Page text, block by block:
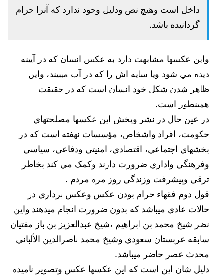
داخل است وهيچ نص ودليل وجود ندارد كه آنرا حرام
گردانيده باشد.
واين عكسها مشابهت دارد به عكس انسان كه در آيينه
ديده مي شود ويا سايه اش را كه در آب ميبيند، واين
ظاهر شدن شكل خود انسان است كه در حقيقت
همينطور است.
در عين حال در نشر وپخش اين عكسها مصلحتهاي
حكومت، افراد واشخاص، مؤسسات نهفته است كه در
بخشهاي اجتماعي، اقتصادي، امنيتي ودفاعي، سياسي
وفرهنگي واداري ضرورت دارند وكمک مي كند بخاطر
ترقي وپيشرفت وزندگي روز مره مردم .
قول دوم فقهاء حرام بودن عكس وعكس برداري در
حالات عادي ميباشد كه بدون ضرورت انجام ميدهند واين
نظر شيخ محمد بن ابراهيم ،شيخ عبدالعزيز بن باز مفتيان
سابقه عربستان سعودي وشيخ محمد ناصرالدين الألباني
محدث عصر حاضر ميباشد.
دليل شان اين است كه اين عكسها عكس وتصوير ناميده